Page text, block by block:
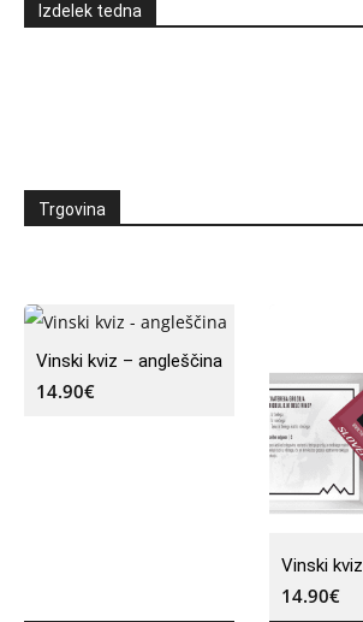
Izdelek tedna
Trgovina
Vinski kviz – angleščina
14.90€
Vinski kviz
14.90€